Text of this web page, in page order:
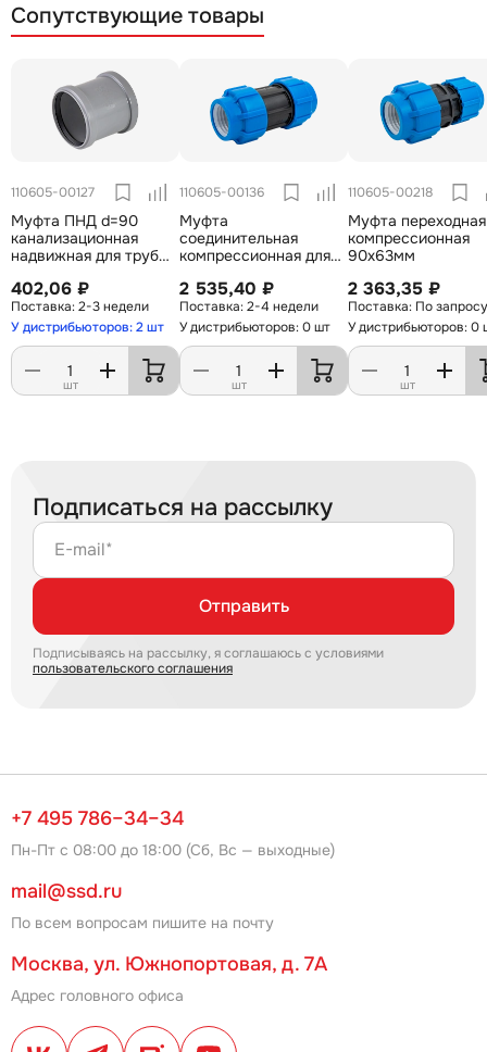
Сопутствующие товары
110605-00127
Муфта ПНД d=90
канализационная
надвижная для труб
402,06 ₽
2-3 недели
У дистрибьюторов: 2 шт
шт
110605-00136
Муфта
соединительная
компрессионная для
2 535,40 ₽
2-4 недели
У дистрибьюторов: 0 шт
шт
110605-00218
Муфта переходная
компрессионная
90х63мм
2 363,35 ₽
По запросу
У дистрибьюторов: 0
шт
Подписаться на рассылку
E-mail*
Отправить
Подписываясь на рассылку, я соглашаюсь с условиями
пользовательского соглашения
+7 495 786–34–34
Пн-Пт с 08:00 до 18:00 (Сб, Вс — выходные)
mail@ssd.ru
По всем вопросам пишите на почту
Москва, ул. Южнопортовая, д. 7А
Адрес головного офиса